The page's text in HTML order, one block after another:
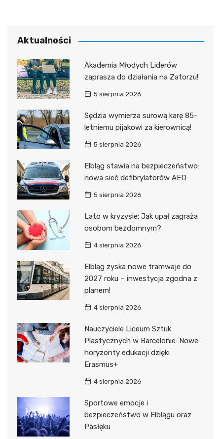
Aktualności
Akademia Młodych Liderów
zaprasza do działania na Zatorzu!
5 sierpnia 2026
Sędzia wymierza surową karę 85-
letniemu pijakowi za kierownicą!
5 sierpnia 2026
Elbląg stawia na bezpieczeństwo:
nowa sieć defibrylatorów AED
5 sierpnia 2026
Lato w kryzysie: Jak upał zagraża
osobom bezdomnym?
4 sierpnia 2026
Elbląg zyska nowe tramwaje do
2027 roku – inwestycja zgodna z
planem!
4 sierpnia 2026
Nauczyciele Liceum Sztuk
Plastycznych w Barcelonie: Nowe
horyzonty edukacji dzięki
Erasmus+
4 sierpnia 2026
Sportowe emocje i
bezpieczeństwo w Elblągu oraz
Pasłęku